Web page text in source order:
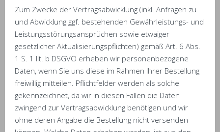
Zum Zwecke der Vertragsabwicklung (inkl. Anfragen zu
und Abwicklung ggf. bestehenden Gewährleistungs- und
Leistungsstörungsansprüchen sowie etwaiger
gesetzlicher Aktualisierungspflichten) gemäß Art. 6 Abs.
1 S. 1 lit. b DSGVO erheben wir personenbezogene
Daten, wenn Sie uns diese im Rahmen Ihrer Bestellung
freiwillig mitteilen. Pflichtfelder werden als solche
gekennzeichnet, da wir in diesen Fällen die Daten
zwingend zur Vertragsabwicklung benötigen und wir
ohne deren Angabe die Bestellung nicht versenden